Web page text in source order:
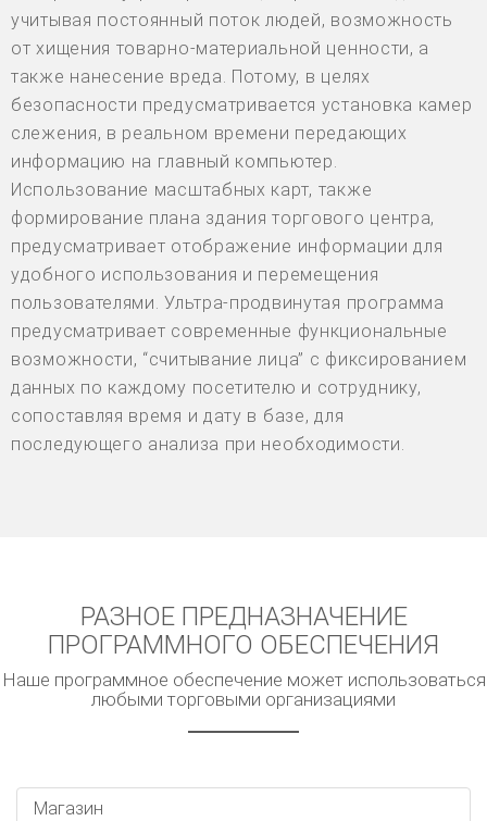
учитывая постоянный поток людей, возможность
от хищения товарно-материальной ценности, а
также нанесение вреда. Потому, в целях
безопасности предусматривается установка камер
слежения, в реальном времени передающих
информацию на главный компьютер.
Использование масштабных карт, также
формирование плана здания торгового центра,
предусматривает отображение информации для
удобного использования и перемещения
пользователями. Ультра-продвинутая программа
предусматривает современные функциональные
возможности, “считывание лица” с фиксированием
данных по каждому посетителю и сотруднику,
сопоставляя время и дату в базе, для
последующего анализа при необходимости.
РАЗНОЕ ПРЕДНАЗНАЧЕНИЕ
ПРОГРАММНОГО ОБЕСПЕЧЕНИЯ
Наше программное обеспечение может использоваться
любыми торговыми организациями
Магазин